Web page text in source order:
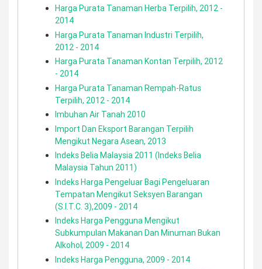
Harga Purata Tanaman Herba Terpilih, 2012 -
2014
Harga Purata Tanaman Industri Terpilih,
2012 - 2014
Harga Purata Tanaman Kontan Terpilih, 2012
- 2014
Harga Purata Tanaman Rempah-Ratus
Terpilih, 2012 - 2014
Imbuhan Air Tanah 2010
Import Dan Eksport Barangan Terpilih
Mengikut Negara Asean, 2013
Indeks Belia Malaysia 2011 (Indeks Belia
Malaysia Tahun 2011)
Indeks Harga Pengeluar Bagi Pengeluaran
Tempatan Mengikut Seksyen Barangan
(S.I.T.C. 3),2009 - 2014
Indeks Harga Pengguna Mengikut
Subkumpulan Makanan Dan Minuman Bukan
Alkohol, 2009 - 2014
Indeks Harga Pengguna, 2009 - 2014